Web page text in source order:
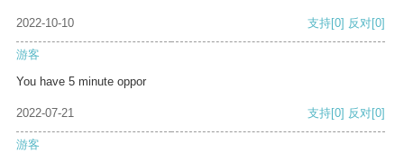
2022-10-10 支持[0] 反对[0]
游客
You have 5 minute oppor
2022-07-21 支持[0] 反对[0]
游客